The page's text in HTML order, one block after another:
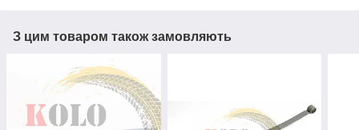
З цим товаром також замовляють